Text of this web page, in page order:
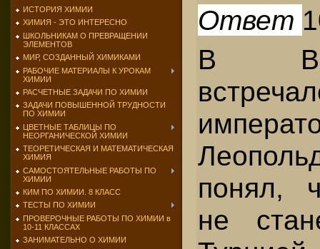
ИСТОРИЯ ХИМИИ
ХИМИЯ - ЭТО ИНТЕРЕСНО
ШКОЛЬНИКАМ О ПРЕВРАЩЕНИИ
ЭЛЕМЕНТОВ
МИР, СОЗДАННЫЙ ХИМИКАМИ
РАБОЧИЕ МАТЕРИАЛЫ К УРОКАМ
ХИМИИ
РАСЧЕТНЫЕ ЗАДАЧИ ПО ХИМИИ
ЗАДАЧИ ПОВЫШЕННОЙ ТРУДНОСТИ
ПО ХИМИИ
ЦВЕТНЫЕ ТАБЛИЦЫ ПО
НЕОРГАНИЧЕСКОЙ ХИМИИ
ТЕОРЕТИЧЕСКАЯ И МАТЕМАТИЧЕСКАЯ
ХИМИЯ
САМОСТОЯТЕЛЬНЫЕ РАБОТЫ ПО
ХИМИИ
КИМ ПО ХИМИИ. 8 КЛАСС
ТЕСТЫ ПО ХИМИИ
ПРОВЕРОЧНЫЕ РАБОТЫ ПО ХИМИИ в
10-11 КЛАССАХ
ЗАНИМАТЕЛЬНО О ХИМИИ
Ответ
В
понял,
не